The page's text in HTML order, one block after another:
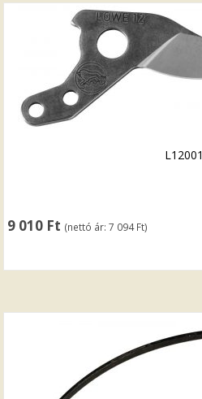
9 010 Ft (nettó ár:7 094Ft)
L12001